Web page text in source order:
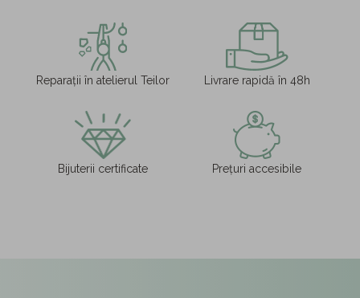
Reparații în atelierul Teilor Livrare rapidă în 48h
Bijuterii certificate Prețuri accesibile